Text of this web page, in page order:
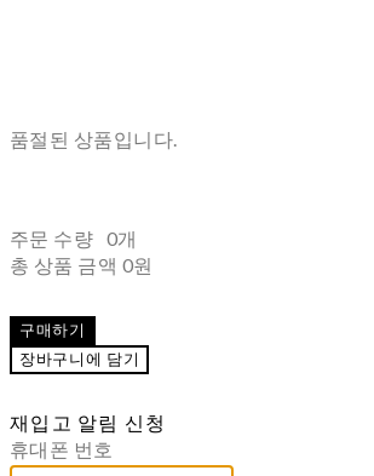
품절된 상품입니다.
주문 수량 0개
총 상품 금액 0원
구매하기
장바구니에 담기
재입고 알림 신청
휴대폰 번호